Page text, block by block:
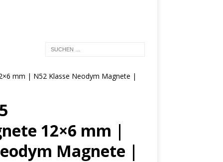
mm | N52 Klasse Neodym Magnete |
12×6 mm |
Magnete |